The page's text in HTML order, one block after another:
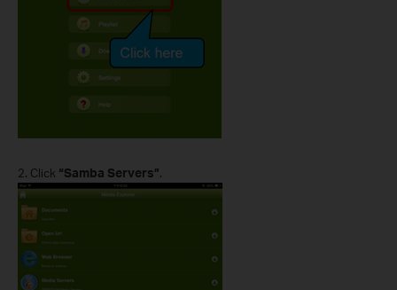
2. Click “Samba Servers”.